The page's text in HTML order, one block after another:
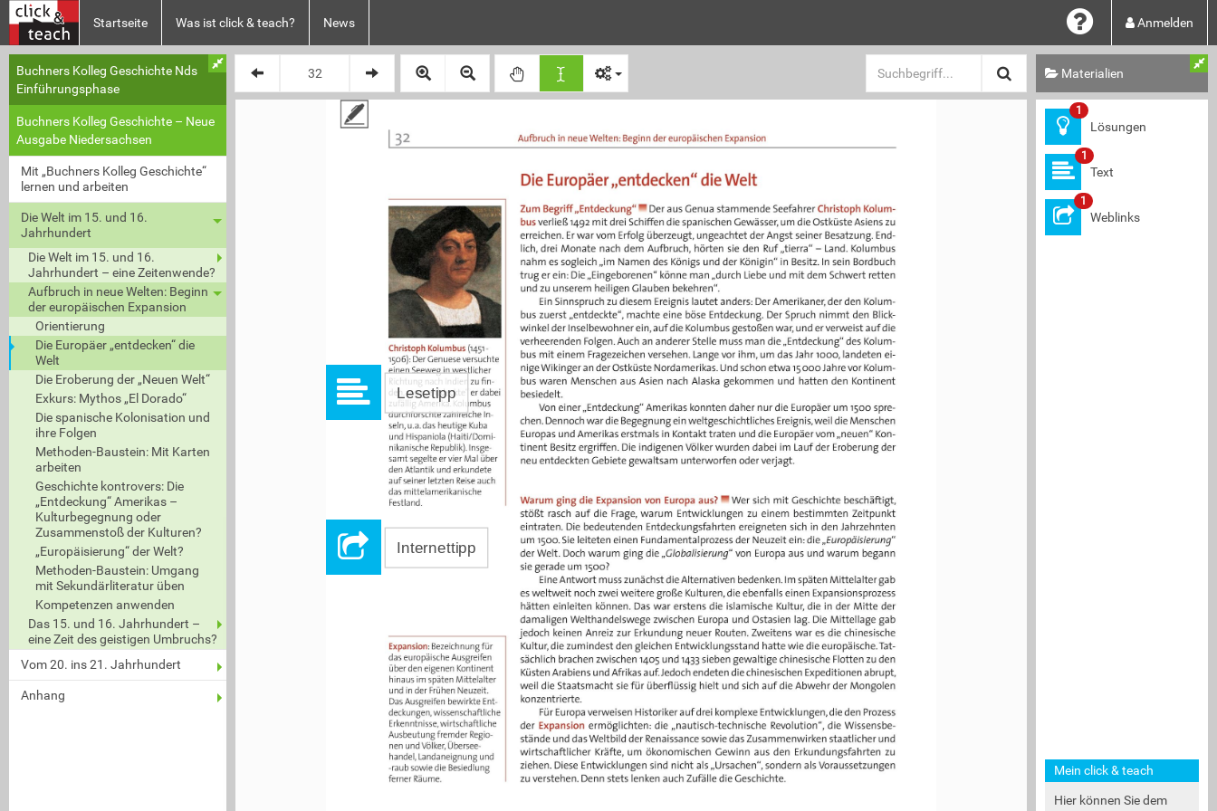
Startseite Was ist click & teach? News Anmelden
Buchners Kolleg Geschichte Nds
Einführungsphase
Buchners Kolleg Geschichte – Neue
Ausgabe Niedersachsen
Mit „Buchners Kolleg Geschichte“
lernen und arbeiten
Die Welt im 15. und 16.
Jahrhundert
Die Welt im 15. und 16.
Jahrhundert – eine Zeitenwende?
Aufbruch in neue Welten: Beginn
der europäischen Expansion
Orientierung
Die Europäer „entdecken“ die
Welt
Die Eroberung der „Neuen Welt“
Exkurs: Mythos „El Dorado“
Die spanische Kolonisation und
ihre Folgen
Methoden-Baustein: Mit Karten
arbeiten
Geschichte kontrovers: Die
„Entdeckung“ Amerikas –
Kulturbegegnung oder
Zusammenstoß der Kulturen?
„Europäisierung“ der Welt?
Methoden-Baustein: Umgang
mit Sekundärliteratur üben
Kompetenzen anwenden
Das 15. und 16. Jahrhundert –
eine Zeit des geistigen Umbruchs?
Vom 20. ins 21. Jahrhundert
Anhang
Plan XY
Die Europäer „entdecken“ die Welt
Zum Begriff „Entdeckung“ Der aus Genua stammende Seefahrer Christoph Kolum-
bus verließ 1492 mit drei Schiffen die spanischen Gewässer, um die Ostküste Asiens zu
erreichen. Er war vom Erfolg überzeugt, ungeachtet der Angst seiner Besatzung. End­
lich, drei Monate nach dem Aufbruch, hörten sie den Ruf „tierra“ – Land. Kolumbus
nahm es sogleich „im Namen des Königs und der Königin“ in Besitz. In sein Bordbuch
trug er ein: Die „Eingeborenen“ könne man „durch Liebe und mit dem Schwert retten
und zu unserem heiligen Glauben bekehren“.
Ein Sinnspruch zu diesem Ereignis lautet anders: Der Amerikaner, der den Kolum­
bus zuerst „entdeckte“, machte eine böse Entdeckung. Der Spruch nimmt den Blick
winkel der Inselbewohner ein, auf die Kolumbus gestoßen war, und er verweist auf die
verheerenden Folgen. Auch an anderer Stelle muss man die „Entdeckung“ des Kolum­
bus mit einem Fragezeichen versehen. Lange vor ihm, um das Jahr 1000, landeten ei­
nige Wikinger an der Ostküste Nordamerikas. Und schon etwa 15
000 Jahre vor Kolum­
bus waren Menschen aus Asien nach Alaska gekommen und hatten den Kontinent
besiedelt.
Von einer „Entdeckung“ Amerikas konnten daher nur die Europäer um 1500 spre­
chen. Dennoch war die Begegnung ein weltgeschichtliches Ereignis, weil die Menschen
Europas und Amerikas erstmals in Kontakt traten und die Europäer vom „neuen“ Kon­
tinent Besitz ergriffen. Die indigenen Völker wurden dabei im Lauf der Eroberung der
neu entdeckten Gebiete gewaltsam unterworfen oder verjagt.
Warum ging die Expansion von Europa aus? Wer sich mit Geschichte beschäftigt,
stößt rasch auf die Frage, warum Entwicklungen zu einem bestimmten Zeitpunkt
eintraten. Die bedeutenden Entdeckungsfahrten ereigneten sich in den Jahrzehnten
um 1500. Sie leiteten einen Fundamentalprozess der Neuzeit ein: die „Europäisierung
“
der Welt. Doch warum ging die „Globalisierung“ von Europa aus und warum begann
sie gerade um 1500?
Eine Antwort muss zunächst die Alternativen bedenken. Im späten Mittelalter gab
es weltweit noch zwei weitere große Kulturen, die ebenfalls einen Expansionsprozess
hätten einleiten können. Das war erstens die islamische Kultur, die in der Mitte der
damaligen Welthandelswege zwischen Europa und Ostasien lag. Die Mittellage gab
jedoch keinen Anreiz zur Erkundung neuer Routen. Zweitens war es die chinesische
Kultur, die zumindest den gleichen Entwicklungsstand hatte wie die europäische. Tat
sächlich brachen zwischen 1405 und 1433 sieben gewaltige chinesische Flotten zu den
Küsten Arabiens und Afrikas auf. Jedoch endeten die chinesischen Expeditionen abrupt,
weil die Staatsmacht sie für überflüssig hielt und sich auf die Abwehr der Mongolen
konzentrierte.
Für Europa verweisen Historiker auf drei komplexe Entwicklungen, die den Prozess
der Expansion ermöglichten: die „nautischtechnische Revolution“, die Wissensbe­
stände und das Weltbild der Renaissance sowie das Zusammenwirken staatlicher und
wirtschaftlicher Kräfte, um ökonomischen Gewinn aus den Erkundungsfahrten zu
ziehen. Diese Entwicklungen sind nicht als „Ursachen“, sondern als Voraussetzungen
zu verstehen. Denn stets lenken auch Zufälle die Geschichte.
Christoph Kolumbus (1451
1506): Der Genuese versuchte
einen Seeweg in westlicher
Richtung nach Indien zu fin
-
den. 1492 „entdeckte“ er dabei
zufällig Amerika. Kolumbus
durchforschte zahlreiche In
-
seln, u.a.
das heutige Kuba
und Hispaniola (Haiti/Domi
nikanische Republik). Insge-
samt segelte er vier Mal über
den Atlantik und erkundete
auf seiner letzten Reise auch
das mittelamerikanische
Festland.
Expansion: Bezeichnung für
das europäische Ausgreifen
über den eigenen Kontinent
hinaus im späten Mittelalter
und in der Frühen Neuzeit.
Das Ausgreifen bewirkte Ent
-
deckungen, wissenschaftliche
Erkenntnisse, wirtschaftliche
Ausbeutung fremder Regio
nen und Völker, Übersee
-
handel, Landaneignung und
-raub sowie die Besiedlung
ferner Räume.
32 Aufbruch in neue Welten: Beginn der europäischen Expansion
Lesetipp
Internettipp
Materialien
1
Lösungen
1
Text
1
Weblinks
Mein click & teach
Hier können Sie dem